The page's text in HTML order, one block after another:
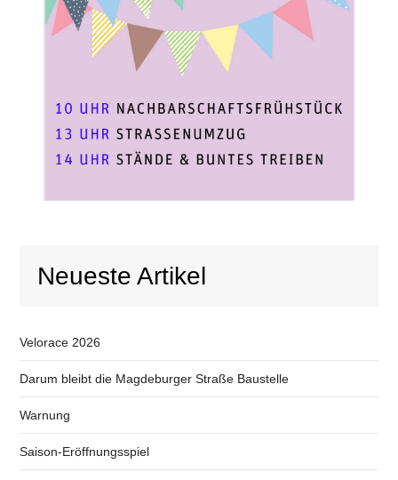
Neueste Artikel
Velorace 2026
Darum bleibt die Magdeburger Straße Baustelle
Warnung
Saison-Eröffnungsspiel